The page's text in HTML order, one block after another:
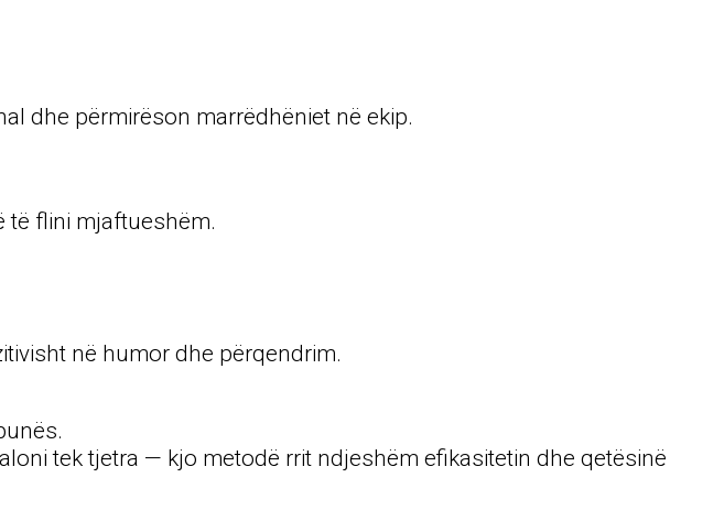
dhe përmirëson marrëdhëniet në ekip.
të flini mjaftueshëm.
në humor dhe përqendrim.
tek tjetra — kjo metodë rrit ndjeshëm efikasitetin dhe qetësinë